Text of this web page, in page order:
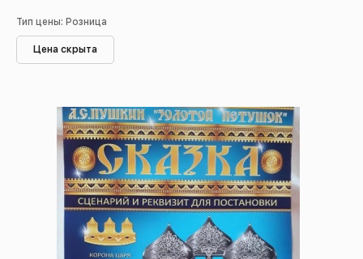
Тип цены: Розница
Цена скрыта